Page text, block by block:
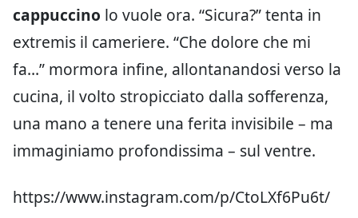
cappuccino lo vuole ora. “Sicura?” tenta in
extremis il cameriere. “Che dolore che mi
fa…” mormora infine, allontanandosi verso la
cucina, il volto stropicciato dalla sofferenza,
una mano a tenere una ferita invisibile – ma
immaginiamo profondissima – sul ventre.
https://www.instagram.com/p/CtoLXf6Pu6t/